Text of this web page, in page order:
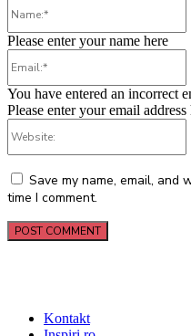
Please enter your name here
You have entered an incorrect
Please enter your email address
Save my name, email,
time I comment.
Kontakt